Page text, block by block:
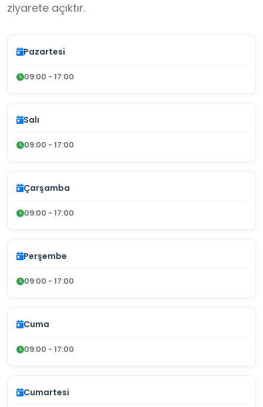
ziyarete açıktır.
Pazartesi
09:00 - 17:00
Salı
09:00 - 17:00
Çarşamba
09:00 - 17:00
Perşembe
09:00 - 17:00
Cuma
09:00 - 17:00
Cumartesi